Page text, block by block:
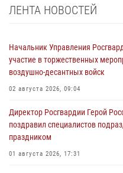
ЛЕНТА НОВОСТЕЙ
Начальник Управления
участие в торжественных
воздушно-десантных войск
02 августа 2026, 09:04
Директор Росгвардии Герой
поздравил специалистов
праздником
01 августа 2026, 17:31